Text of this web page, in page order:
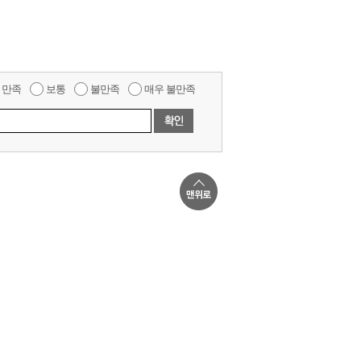
만족 보통 불만족 매우 불만족